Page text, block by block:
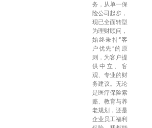
务，从单一保
险公司起步，
现已全面转型
为理财顾问，
始终秉持“客
户优先”的原
则，为客户提
供中立、客
观、专业的财
务建议。无论
是医疗保险索
赔、教育与养
老规划，还是
企业员工福利